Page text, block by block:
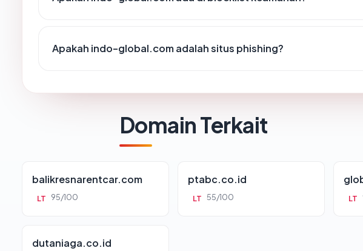
Apakah indo-global.com adalah situs phishing?
Domain Terkait
balikresnarentcar.com
LT 95/100
ptabc.co.id
LT 55/100 LT
dutaniaga.co.id